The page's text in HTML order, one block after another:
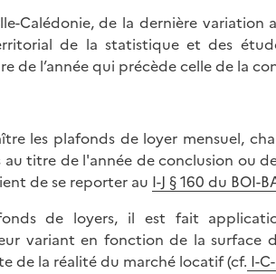
Calédonie, de la dernière variation
de la statistique et des
de l’année qui précède celle de la
les plafonds de loyer mensuel,
au titre de l'année de conclusion ou
de se reporter au I-J § 160 du BOI-
de loyers, il est fait
variant en fonction de la surface
de la réalité du marché locatif (cf. I-